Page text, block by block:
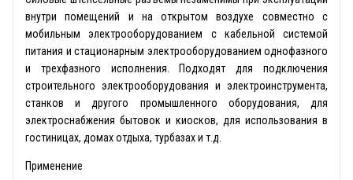
внутри помещений и на открытом воздухе совместно с
мобильным электрооборудованием с кабельной системой
питания и стационарным электрооборудованием однофазного
и трехфазного исполнения. Подходят для подключения
строительного электрооборудования и электроинструмента,
станков и другого промышленного оборудования, для
электроснабжения бытовок и киосков, для использования в
гостиницах, домах отдыха, турбазах и т.д.
Применение